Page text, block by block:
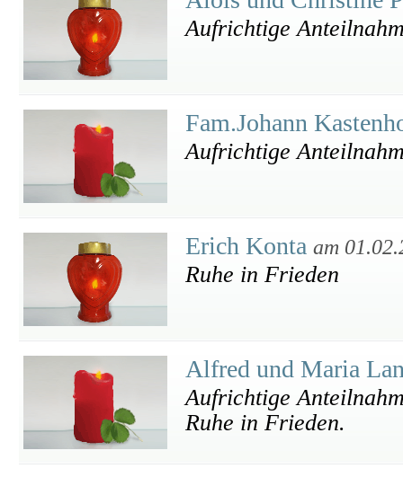
Aufrichtige
Fam.Johann
Aufrichtige
Erich Konta am
Ruhe in Frieden
Alfred und Maria
Aufrichtige
Ruhe in Frieden.